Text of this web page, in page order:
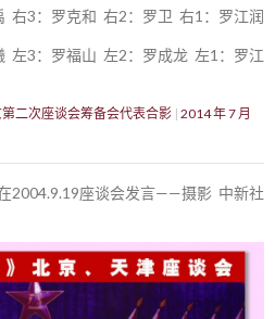
右3：罗克和 右2：罗卫 右1：罗江润
左3：罗福山 左2：罗成龙 左1：罗江
二次座谈会筹备会代表合影 2014 年 7 月
2004.9.19座谈会发言——摄影 中新社